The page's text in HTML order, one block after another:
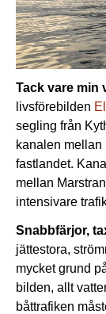
Tack vare min
livsförebilden
segling från
kanalen
fastlandet.
mellan
intensivare
Snabbfärjor,
jättestora,
mycket grund
bilden, allt
båttrafiken